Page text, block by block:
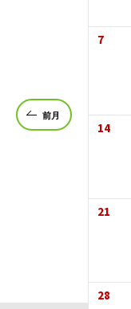
7
14
21
28
前月